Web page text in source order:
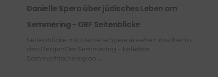
Danielle Spera über jüdisches Leben am
Semmering – ORF Seitenblicke
Seitenblicke mit Danielle Spera ansehen Koscher in
den BergenDer Semmering – beliebte
Sommerfrischeregion ...